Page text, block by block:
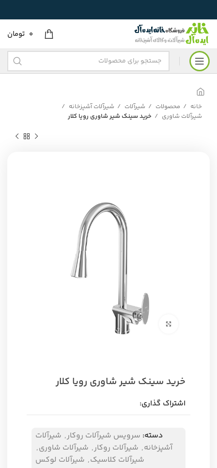
0 تومان
خانه محصولات شیرآلات
شیرآلات آشپزخانه
شیرآلات شاوری
خرید سینک شیر شاوری رویا کلار
برای بزرگنمایی کلیک کنید
خرید سینک شیر شاوری رویا کلار
اشتراک گذاری:
دسته: سرویس شیرآلات روکار, شیرآلات
آشپزخانه, شیرآلات روکار, شیرآلات شاوری,
شیرآلات کلاسیک, شیرآلات لوکس